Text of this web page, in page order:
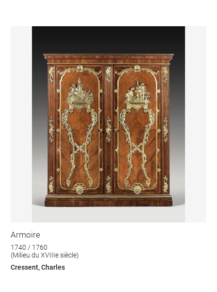
Armoire
1740 / 1760
(Milieu du XVIIIe siècle)
Cressent, Charles